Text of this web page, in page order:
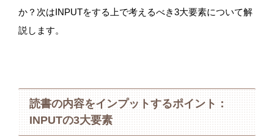
か？次はINPUTをする上で考えるべき3大要素について解
説します。
読書の内容をインプットするポイント：
INPUTの3大要素